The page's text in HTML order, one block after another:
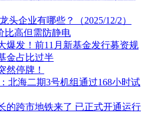
头企业有哪些？（2025/12/2）
比高但需防静电
爆发！前11月新基金发行募资规
金占比过半
然停牌！
北海二期3号机组通过168小时试
的跨市地铁来了 已正式开通运行